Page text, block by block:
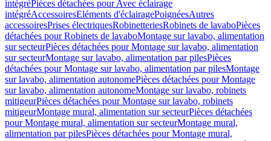
intégréPièces détachées pour Avec éclairage
intégréAccessoiresEléments d'éclairagePoignéesAutres
accessoiresPrises électriquesRobinetteriesRobinets de lavaboPièces
détachées pour Robinets de lavaboMontage sur lavabo, alimentation
sur secteurPièces détachées pour Montage sur lavabo, alimentation
sur secteurMontage sur lavabo, alimentation par pilesPièces
détachées pour Montage sur lavabo, alimentation par pilesMontage
sur lavabo, alimentation autonomePièces détachées pour Montage
sur lavabo, alimentation autonomeMontage sur lavabo, robinets
mitigeurPièces détachées pour Montage sur lavabo, robinets
mitigeurMontage mural, alimentation sur secteurPièces détachées
pour Montage mural, alimentation sur secteurMontage mural,
alimentation par pilesPièces détachées pour Montage mural,